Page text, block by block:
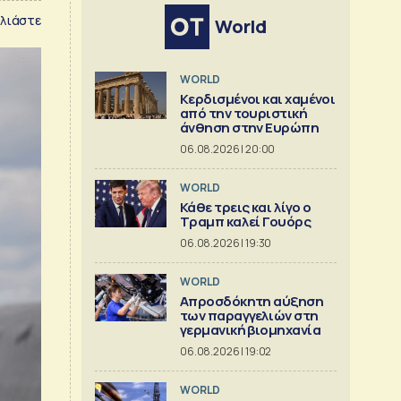
World
WORLD
Κερδισμένοι και χαμένοι
από την τουριστική
άνθηση στην Ευρώπη
06.08.2026 | 20:00
WORLD
Κάθε τρεις και λίγο ο
Τραμπ καλεί Γουόρς
06.08.2026 | 19:30
WORLD
Απροσδόκητη αύξηση
των παραγγελιών στη
γερμανική βιομηχανία
06.08.2026 | 19:02
WORLD